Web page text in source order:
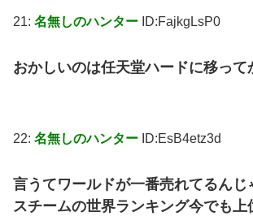
21: 名無しのハンター ID:FajkgLsP0
おかしいのは任天堂ハードに移って
22: 名無しのハンター ID:EsB4etz3d
言うてワールドが一番売れてるんじ
スチームの世界ランキング今でも上